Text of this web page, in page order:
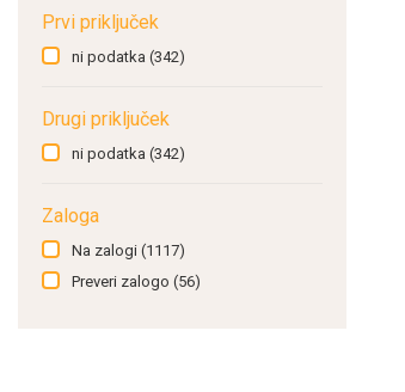
Prvi priključek
ni podatka (342)
Drugi priključek
ni podatka (342)
Zaloga
Na zalogi (1117)
Preveri zalogo (56)